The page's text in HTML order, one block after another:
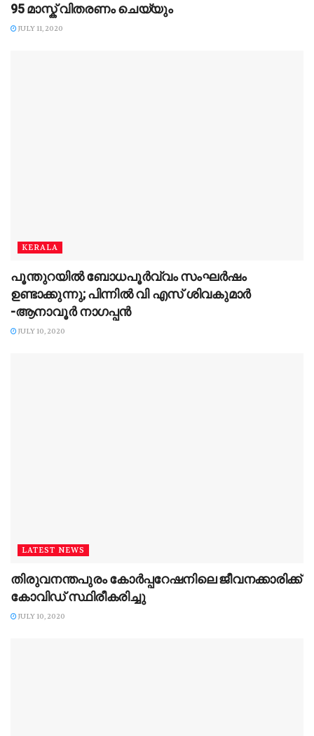
95 മാസ്ക് വിതരണം ചെയ്യും
JULY 11, 2020
KERALA
പൂന്തുറയില്‍ ബോധപൂര്‍വ്വം സംഘര്‍ഷം
ഉണ്ടാക്കുന്നു; പിന്നില്‍ വി എസ് ശിവകുമാര്‍
-ആനാവൂര്‍ നാഗപ്പന്‍
JULY 10, 2020
LATEST NEWS
തിരുവനന്തപുരം കോര്‍പ്പറേഷനിലെ ജീവനക്കാരിക്ക്
കോവിഡ് സ്ഥിരീകരിച്ചു
JULY 10, 2020